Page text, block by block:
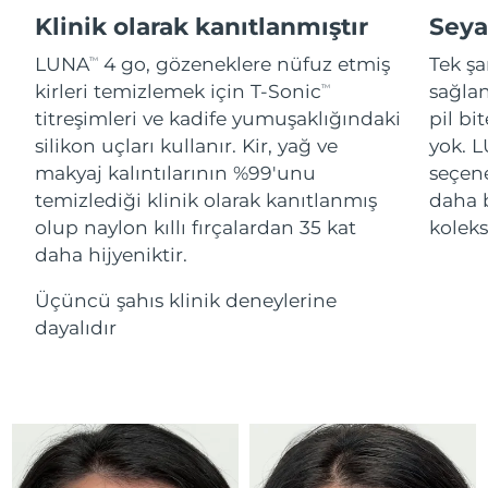
Klinik olarak kanıtlanmıştır
LUNATM
4 go, gözeneklere nüfuz etmiş
kirleri temizlemek için T-SonicTM
titreşimleri ve kadife yumuşaklığındaki
silikon uçları kullanır. Kir, yağ ve
makyaj kalıntılarının %99'unu
temizlediği klinik olarak kanıtlanmış
olup naylon kıllı fırçalardan 35 kat
daha hijyeniktir.
Üçüncü şahıs klinik deneylerine
dayalıdır
Tek
pil
yok.
daha
18% PAP
Kozmetik ürünleri Erkekler
Tüm Ürünler
FOREO APP
HAKKINDA
İsrail Tahmini teslim tarihi 8/13/26
İtalya Tahmini teslim tarihi
Japonya Tahmini teslim tarihi 8/12/26
Jersey Tahmini teslim tarihi 8/14/26
Kazakistan Tahmini teslim tarihi 8/11/26
Letonya
Litvanya Tahmini teslim tarihi8/9/26